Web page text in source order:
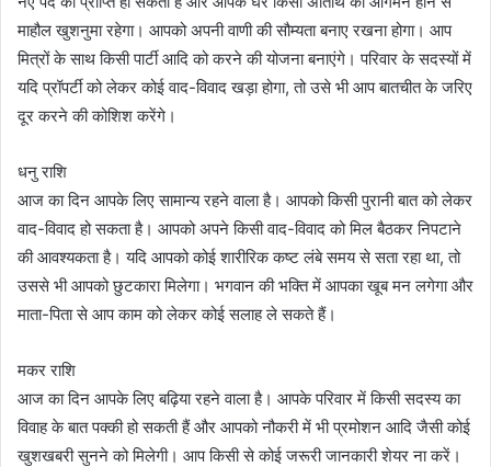
माहौल खुशनुमा रहेगा। आपको अपनी वाणी की सौम्यता बनाए रखना होगा। आप
मित्रों के साथ किसी पार्टी आदि को करने की योजना बनाएंगे। परिवार के सदस्यों में
यदि प्रॉपर्टी को लेकर कोई वाद-विवाद खड़ा होगा, तो उसे भी आप बातचीत के जरिए
दूर करने की कोशिश करेंगे।
धनु राशि
आज का दिन आपके लिए सामान्य रहने वाला है। आपको किसी पुरानी बात को लेकर
वाद-विवाद हो सकता है। आपको अपने किसी वाद-विवाद को मिल बैठकर निपटाने
की आवश्यकता है। यदि आपको कोई शारीरिक कष्ट लंबे समय से सता रहा था, तो
उससे भी आपको छुटकारा मिलेगा। भगवान की भक्ति में आपका खूब मन लगेगा और
माता-पिता से आप काम को लेकर कोई सलाह ले सकते हैं।
मकर राशि
आज का दिन आपके लिए बढ़िया रहने वाला है। आपके परिवार में किसी सदस्य का
विवाह के बात पक्की हो सकती हैं और आपको नौकरी में भी प्रमोशन आदि जैसी कोई
खुशखबरी सुनने को मिलेगी। आप किसी से कोई जरूरी जानकारी शेयर ना करें।